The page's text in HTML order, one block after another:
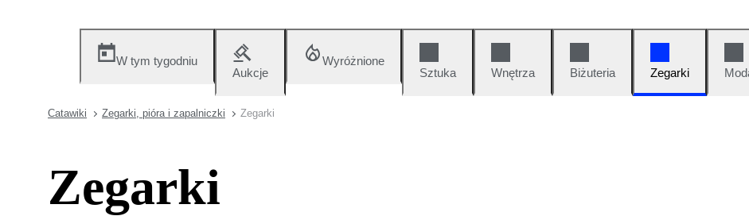
W tym tygodniu
Aukcje
Wyróżnione
Sztuka
Wnętrza Biżuteria Zegarki
Catawiki Zegarki, pióra i zapalniczki Zegarki
Zegarki